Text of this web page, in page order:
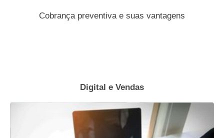
Cobrança preventiva e suas vantagens
Digital e Vendas